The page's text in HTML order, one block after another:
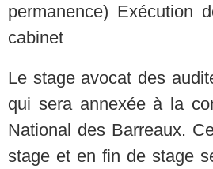
permanence) Exécution
cabinet
Le stage avocat des
qui sera annexée à la
National des Barreaux.
stage et en fin de stage